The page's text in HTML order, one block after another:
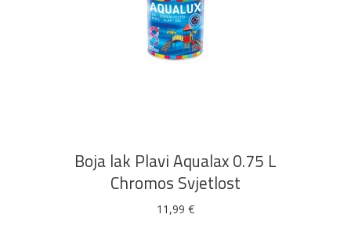
Boja lak Plavi Aqualax 0.75 L
Chromos Svjetlost
11,99 €